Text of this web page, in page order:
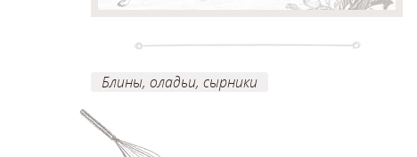
Блины, оладьи, сырники